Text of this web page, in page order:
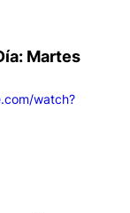
Martes
watch?